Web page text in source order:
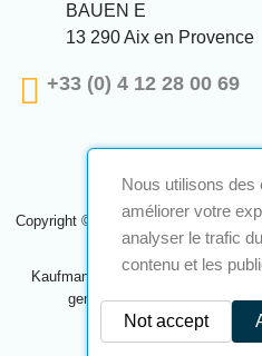
BAUEN E
13 290 Aix en Provence
+33 (0) 4 12 28 00 69
Copyright © 2024 A2S ATEX. Alle
Kaufmann, der von der
genehmigt wurde,Klicken Sie
Nous utilisons des
améliorer votre
analyser le trafic
contenu et les
Not accept